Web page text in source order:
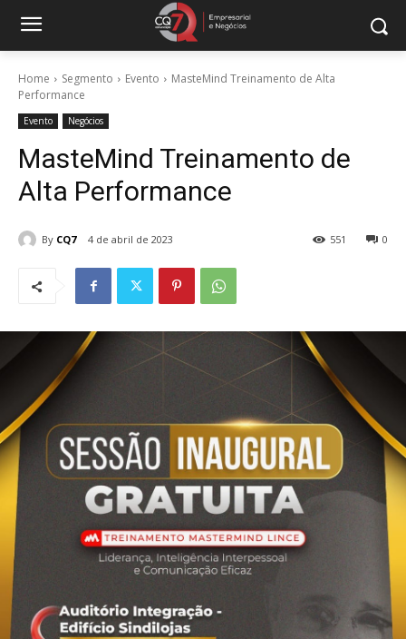
Home Segmento Evento
MasteMind Treinamento de Alta
Performance
Evento Negócios
MasteMind Treinamento de
Alta Performance
By CQ7 4 de abril de 2023 0
551